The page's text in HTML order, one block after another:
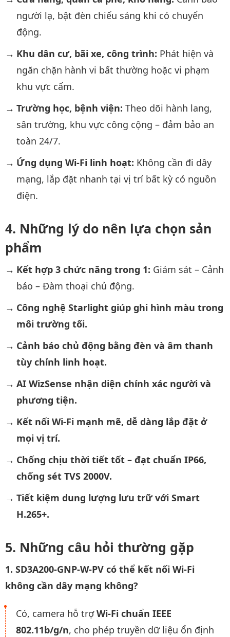
người lạ, bật đèn chiếu sáng khi có chuyển
động.
Khu dân cư, bãi xe, công trình: Phát hiện và
ngăn chặn hành vi bất thường hoặc vi phạm
khu vực cấm.
Trường học, bệnh viện: Theo dõi hành lang,
sân trường, khu vực công cộng – đảm bảo an
toàn 24/7.
Ứng dụng Wi-Fi linh hoạt: Không cần đi dây
mạng, lắp đặt nhanh tại vị trí bất kỳ có nguồn
điện.
Những lý do nên lựa chọn sản
phẩm
Kết hợp 3 chức năng trong 1: Giám sát – Cảnh
báo – Đàm thoại chủ động.
Công nghệ Starlight giúp ghi hình màu trong
môi trường tối.
Cảnh báo chủ động bằng đèn và âm thanh
tùy chỉnh linh hoạt.
AI WizSense nhận diện chính xác người và
phương tiện.
Kết nối Wi-Fi mạnh mẽ, dễ dàng lắp đặt ở
mọi vị trí.
Chống chịu thời tiết tốt – đạt chuẩn IP66,
chống sét TVS 2000V.
Tiết kiệm dung lượng lưu trữ với Smart
H.265+.
Những câu hỏi thường gặp
1. SD3A200-GNP-W-PV có thể kết nối Wi-Fi
không cần dây mạng không?
Có, camera hỗ trợWi-Fi chuẩn IEEE
802.11b/g/n, cho phép truyền dữ liệu ổn định